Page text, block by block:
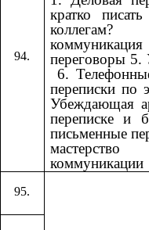
кратко
коллегам?
переговоры
6.
переписки по
Убеждающая
переписке и
письменные
мастерство
коммуникации​​